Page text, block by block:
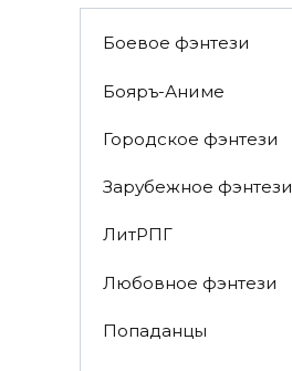
Боевое фэнтези
Бояръ-Аниме
Городское фэнтези
Зарубежное фэнтези
ЛитРПГ
Любовное фэнтези
Попаданцы